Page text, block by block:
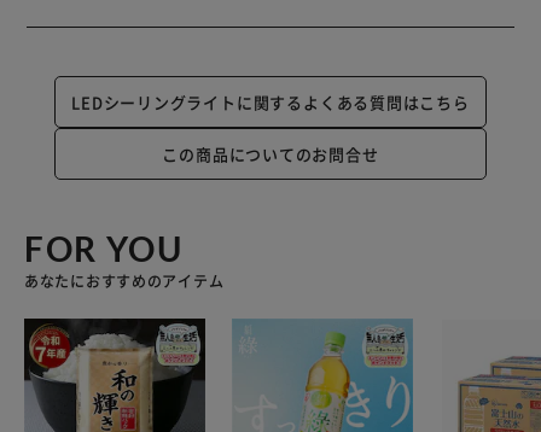
LEDシーリングライトに関するよくある質問はこちら
この商品についてのお問合せ
FOR YOU
あなたにおすすめのアイテム